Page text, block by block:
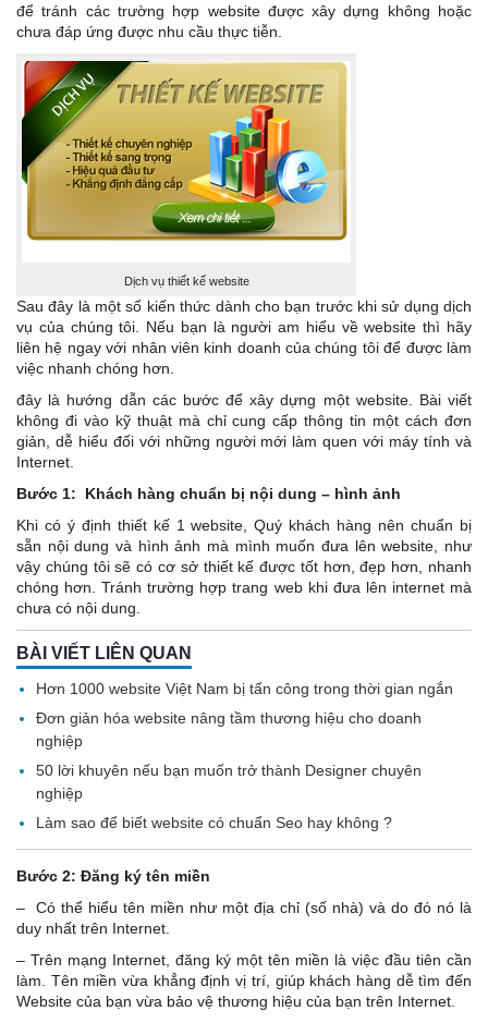
để tránh các trường hợp website được xây dựng không hoặc
chưa đáp ứng được nhu cầu thực tiễn.
Dịch vụ thiết kế website
Sau đây là một số kiến thức dành cho bạn trước khi sử dụng dịch
vụ của chúng tôi. Nếu bạn là người am hiểu về website thì hãy
liên hệ ngay với nhân viên kinh doanh của chúng tôi để được làm
việc nhanh chóng hơn.
đây là hướng dẫn các bước để xây dựng một website. Bài viết
không đi vào kỹ thuật mà chỉ cung cấp thông tin một cách đơn
giản, dễ hiểu đối với những người mới làm quen với máy tính và
Internet.
Bước 1: Khách hàng chuẩn bị nội dung – hình ảnh
Khi có ý định thiết kế 1 website, Quý khách hàng nên chuẩn bị
sẵn nội dung và hình ảnh mà mình muốn đưa lên website, như
vậy chúng tôi sẽ có cơ sở thiết kế được tốt hơn, đẹp hơn, nhanh
chóng hơn. Tránh trường hợp trang web khi đưa lên internet mà
chưa có nội dung.
BÀI VIẾT LIÊN QUAN
Hơn 1000 website Việt Nam bị tấn công trong thời gian ngắn
Đơn giản hóa website nâng tầm thương hiệu cho doanh
nghiệp
50 lời khuyên nếu bạn muốn trở thành Designer chuyên
nghiệp
Làm sao để biết website có chuẩn Seo hay không ?
Bước 2: Đăng ký tên miền
– Có thể hiểu tên miền như một địa chỉ (số nhà) và do đó nó là
duy nhất trên Internet.
– Trên mạng Internet, đăng ký một tên miền là việc đầu tiên cần
làm. Tên miền vừa khẳng định vị trí, giúp khách hàng dễ tìm đến
Website của bạn vừa bảo vệ thương hiệu của bạn trên Internet.